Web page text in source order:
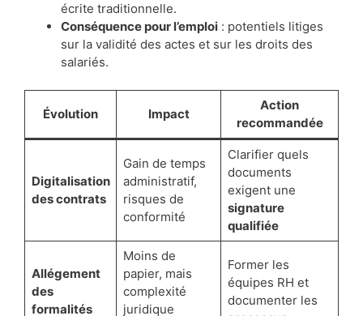
écrite traditionnelle.
Conséquence pour l’emploi : potentiels litiges
sur la validité des actes et sur les droits des
salariés.
Évolution Impact
Action
recommandée
Digitalisation
des contrats
Gain de temps
administratif,
risques de
conformité
Clarifier quels
documents
exigent une
signature
qualifiée
Allégement
des
formalités
Moins de
papier, mais
complexité
juridique
Former les
équipes RH et
documenter les